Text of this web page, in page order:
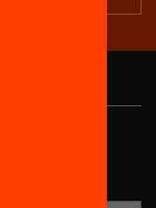
Equitat. Rep
millorar la